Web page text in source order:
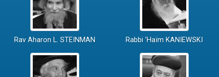
Rav Aharon L. STEINMAN Rabbi 'Haïm KANIEWSKI